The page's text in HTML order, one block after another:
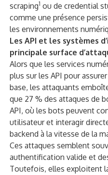
scraping1 ou de credential
comme une présence
les environnements
Les API et les systèmes
principale surface
Alors que les services
plus sur les API pour
base, les attaquants
que 27 % des attaques de
API, où les bots peuvent
utilisateur et interagir
backend à la vitesse de la
Ces attaques semblent
authentification valide et
Toutefois, elles exploitent